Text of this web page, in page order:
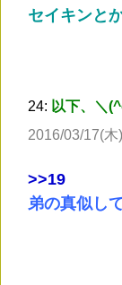
セイキンと
24: 以下、＼
2016/03/17(
>>19
弟の真似し